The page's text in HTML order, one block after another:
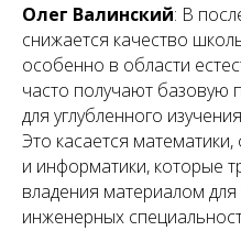
Олег Валинский: В
снижается качество
особенно в области
часто получают базовую
для углубленного
Это касается математики,
и информатики, которые
владения материалом
инженерных